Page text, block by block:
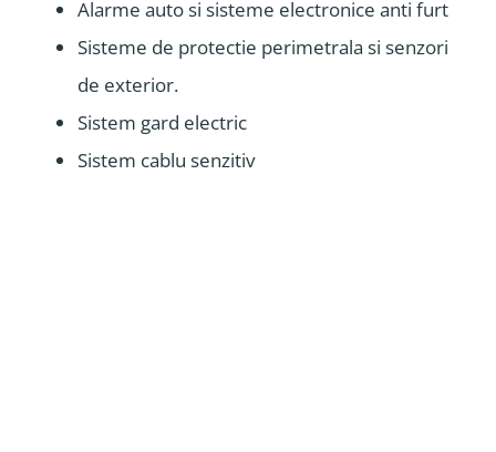
Alarme auto si sisteme electronice anti furt
Sisteme de protectie perimetrala si senzori
de exterior.
Sistem gard electric
Sistem cablu senzitiv